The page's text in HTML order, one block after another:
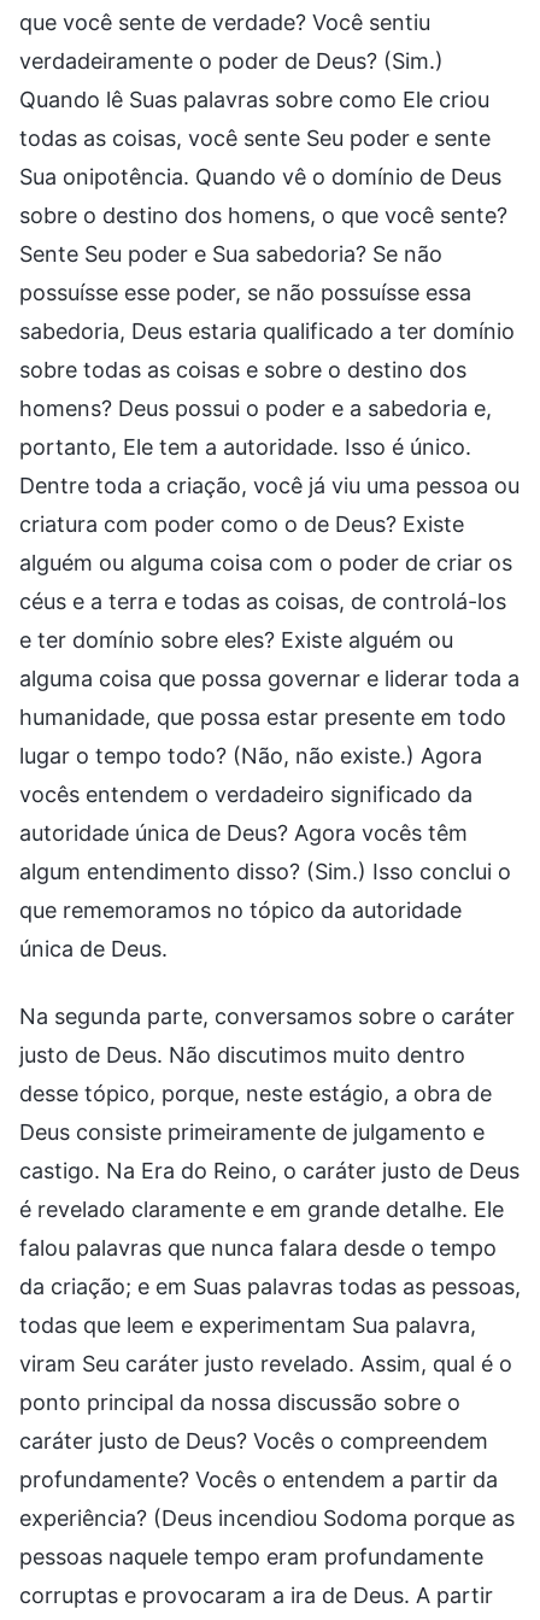
que você sente de verdade? Você sentiu
verdadeiramente o poder de Deus? (Sim.)
Quando lê Suas palavras sobre como Ele criou
todas as coisas, você sente Seu poder e sente
Sua onipotência. Quando vê o domínio de Deus
sobre o destino dos homens, o que você sente?
Sente Seu poder e Sua sabedoria? Se não
possuísse esse poder, se não possuísse essa
sabedoria, Deus estaria qualificado a ter domínio
sobre todas as coisas e sobre o destino dos
homens? Deus possui o poder e a sabedoria e,
portanto, Ele tem a autoridade. Isso é único.
Dentre toda a criação, você já viu uma pessoa ou
criatura com poder como o de Deus? Existe
alguém ou alguma coisa com o poder de criar os
céus e a terra e todas as coisas, de controlá-los
e ter domínio sobre eles? Existe alguém ou
alguma coisa que possa governar e liderar toda a
humanidade, que possa estar presente em todo
lugar o tempo todo? (Não, não existe.) Agora
vocês entendem o verdadeiro significado da
autoridade única de Deus? Agora vocês têm
algum entendimento disso? (Sim.) Isso conclui o
que rememoramos no tópico da autoridade
única de Deus.
Na segunda parte, conversamos sobre o caráter
justo de Deus. Não discutimos muito dentro
desse tópico, porque, neste estágio, a obra de
Deus consiste primeiramente de julgamento e
castigo. Na Era do Reino, o caráter justo de Deus
é revelado claramente e em grande detalhe. Ele
falou palavras que nunca falara desde o tempo
da criação; e em Suas palavras todas as pessoas,
todas que leem e experimentam Sua palavra,
viram Seu caráter justo revelado. Assim, qual é o
ponto principal da nossa discussão sobre o
caráter justo de Deus? Vocês o compreendem
profundamente? Vocês o entendem a partir da
experiência? (Deus incendiou Sodoma porque as
pessoas naquele tempo eram profundamente
corruptas e provocaram a ira de Deus. A partir